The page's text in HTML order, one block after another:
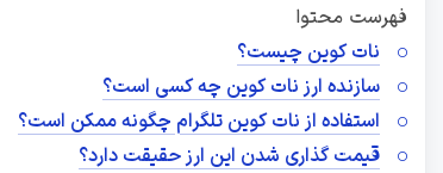
فهرست محتوا
نات کوین چیست؟
سازنده ارز نات کوین چه کسی است؟
استفاده از نات کوین تلگرام چگونه ممکن است؟
قیمت گذاری شدن این ارز حقیقت دارد؟